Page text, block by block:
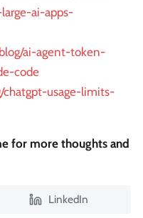
ai-apps-
ai-agent-token-
code
usage-limits-
for more thoughts and
LinkedIn